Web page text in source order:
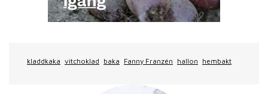
kladdkaka vitchoklad baka Fanny Franzén hallon hembakt